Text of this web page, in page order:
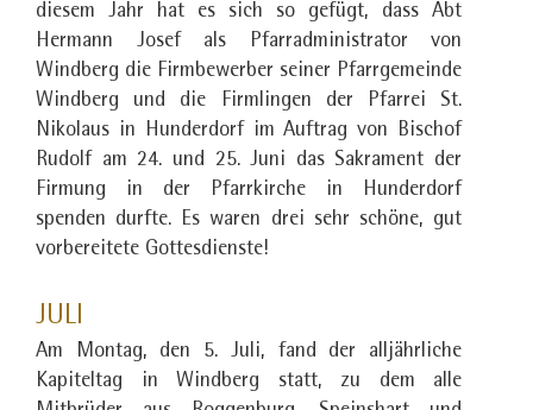
diesem Jahr hat es sich so gefügt, dass Abt
Hermann Josef als Pfarradministrator von
Windberg die Firmbewerber seiner Pfarrgemeinde
Windberg und die Firmlingen der Pfarrei St.
Nikolaus in Hunderdorf im Auftrag von Bischof
Rudolf am 24. und 25. Juni das Sakrament der
Firmung in der Pfarrkirche in Hunderdorf
spenden durfte. Es waren drei sehr schöne, gut
vorbereitete Gottesdienste!
JULI
Am Montag, den 5. Juli, fand der alljährliche
Kapiteltag in Windberg statt, zu dem alle